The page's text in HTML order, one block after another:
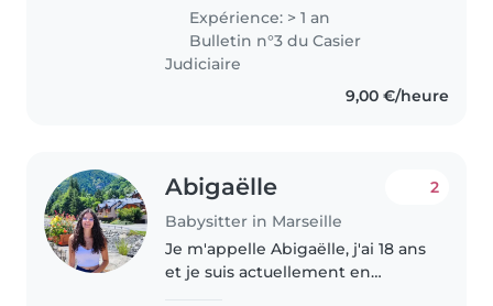
mes coussins. J'attends
impatiemment de m'occuper de
vos enfants! J'aime aussi..
Expérience: > 1 an
Bulletin n°3 du Casier
Judiciaire
9,00 €/heure
Abigaëlle
Babysitter in Marseille
2
Je m'appelle Abigaëlle, j'ai 18 ans
et je suis actuellement en